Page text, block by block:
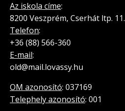
Az iskola címe:
8200 Veszprém, Cserhát ltp. 11.
Telefon:
+36 (88) 566-360
E-mail:
old@mail.lovassy.hu
OM azonosító: 037169
Telephely azonosító: 001